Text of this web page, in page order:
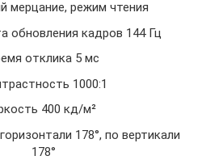
мерцание, режим чтения
обновления кадров 144 Гц
отклика 5 мс
1000:1
400 кд/м²
178°, по вертикали
178°